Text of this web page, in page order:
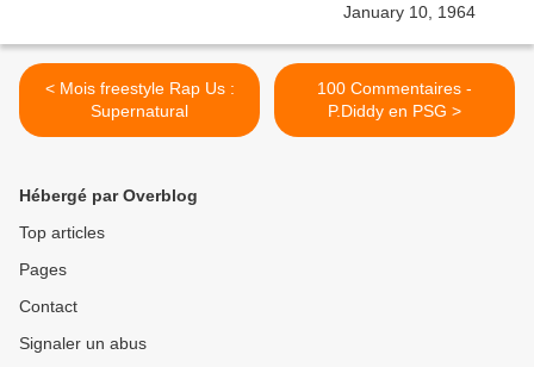
< Mois freestyle Rap Us :
Supernatural
100 Commentaires -
P.Diddy en PSG >
Hébergé par Overblog
Top articles
Pages
Contact
Signaler un abus